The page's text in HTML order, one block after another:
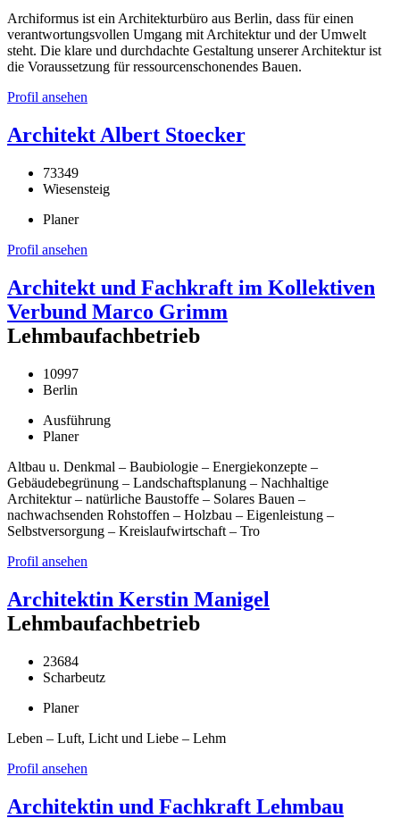
Archiformus ist ein Architekturbüro aus Berlin, dass für einen
verantwortungsvollen Umgang mit Architektur und der Umwelt
steht. Die klare und durchdachte Gestaltung unserer Architektur ist
die Voraussetzung für ressourcenschonendes Bauen.
Profil ansehen
Architekt Albert Stoecker
73349
Wiesensteig
Planer
Profil ansehen
Architekt und Fachkraft im Kollektiven
Verbund Marco Grimm
Lehmbaufachbetrieb
10997
Berlin
Ausführung
Planer
Altbau u. Denkmal – Baubiologie – Energiekonzepte –
Gebäudebegrünung – Landschaftsplanung – Nachhaltige
Architektur – natürliche Baustoffe – Solares Bauen –
nachwachsenden Rohstoffen – Holzbau – Eigenleistung –
Selbstversorgung – Kreislaufwirtschaft – Tro
Profil ansehen
Architektin Kerstin Manigel
Lehmbaufachbetrieb
23684
Scharbeutz
Planer
Leben – Luft, Licht und Liebe – Lehm
Profil ansehen
Architektin und Fachkraft Lehmbau